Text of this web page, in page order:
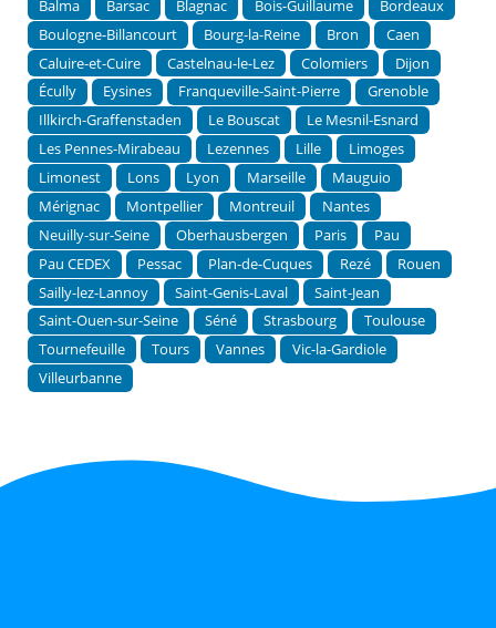
Balma
Barsac Blagnac Bois-Guillaume
Bordeaux
Boulogne-Billancourt
Bourg-la-Reine Bron
Caen
Caluire-et-Cuire
Castelnau-le-Lez Colomiers
Dijon
Écully
Eysines Franqueville-Saint-Pierre
Grenoble
Illkirch-Graffenstaden
Le Bouscat
Le Mesnil-Esnard
Les Pennes-Mirabeau
Lezennes Lille
Limoges
Limonest
Lons Lyon Marseille
Mauguio
Mérignac
Montpellier Montreuil
Nantes
Neuilly-sur-Seine
Oberhausbergen Paris
Pau
Pau CEDEX
Pessac Plan-de-Cuques Rezé
Rouen
Sailly-lez-Lannoy
Saint-Genis-Laval
Saint-Jean
Saint-Ouen-sur-Seine
Séné Strasbourg
Toulouse
Tournefeuille
Tours Vannes
Vic-la-Gardiole
Villeurbanne